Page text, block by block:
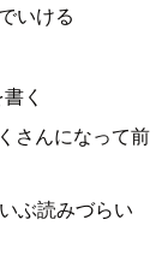
いける
く
さんになって前
ぶ読みづらい